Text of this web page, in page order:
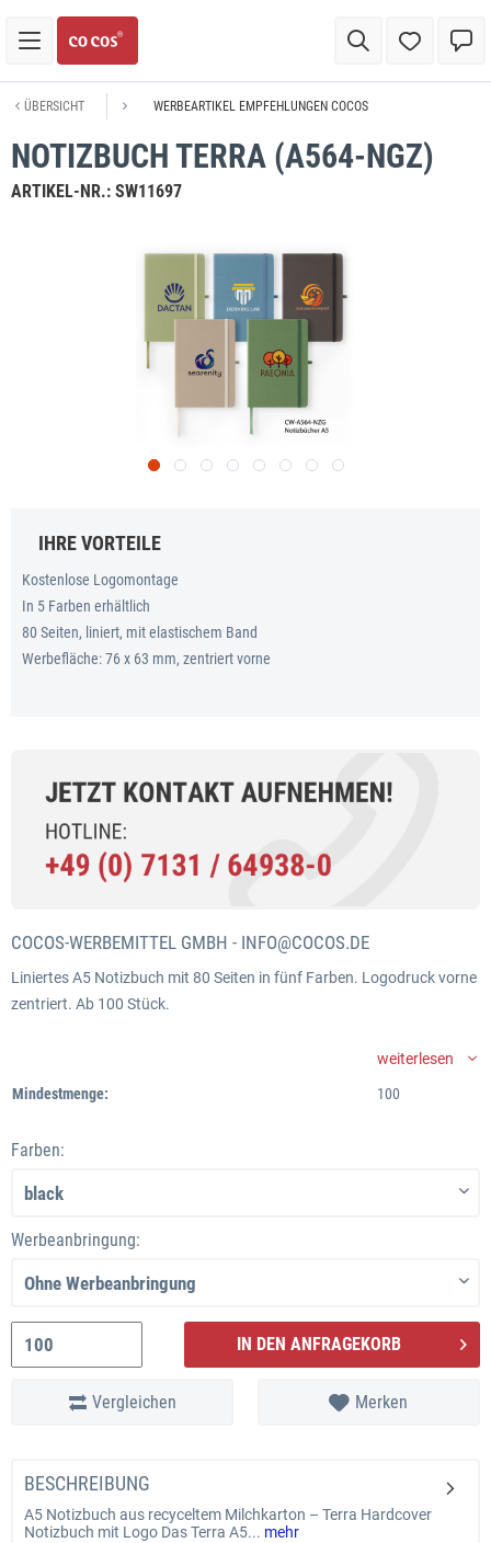
ÜBERSICHT WERBEARTIKEL EMPFEHLUNGEN COCOS
NOTIZBUCH TERRA (A564-NGZ)
ARTIKEL-NR.: SW11697
IHRE VORTEILE
Kostenlose Logomontage
In 5 Farben erhältlich
80 Seiten, liniert, mit elastischem Band
Werbefläche: 76 x 63 mm, zentriert vorne
COCOS-WERBEMITTEL GMBH - INFO@COCOS.DE
Liniertes A5 Notizbuch mit 80 Seiten in fünf Farben. Logodruck vorne
zentriert. Ab 100 Stück.
weiterlesen
Mindestmenge:
100
Farben:
Werbeanbringung:
IN DEN ANFRAGEKORB
Vergleichen Merken
BESCHREIBUNG
A5 Notizbuch aus recyceltem Milchkarton – Terra Hardcover
Notizbuch mit Logo Das Terra A5... mehr